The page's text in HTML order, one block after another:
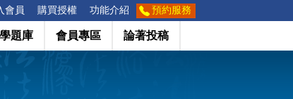
會員 購買授權 功能介紹 預約服務
題庫 會員專區 論著投稿